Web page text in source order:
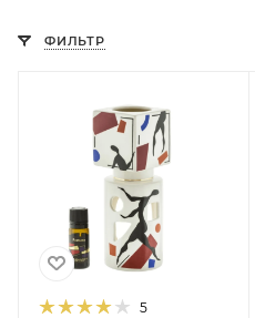
ФИЛЬТР
5